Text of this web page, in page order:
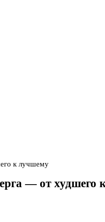
к лучшему
— от худшего